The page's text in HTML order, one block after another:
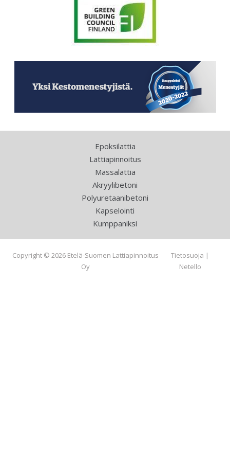
Epoksilattia
Lattiapinnoitus
Massalattia
Akryylibetoni
Polyuretaanibetoni
Kapselointi
Kumppaniksi
Copyright © 2026 Etelä-Suomen Lattiapinnoitus
Oy
Tietosuoja |
Netello